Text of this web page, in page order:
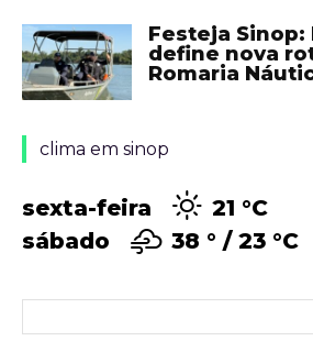
Festeja
define nova
Romaria
clima em sinop
sexta-feira 21 °C
sábado
38 ° 23 °C